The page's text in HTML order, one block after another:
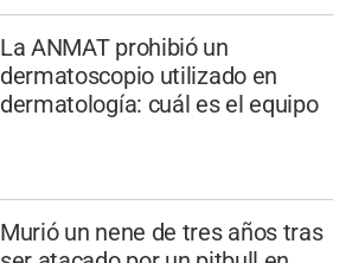
La ANMAT prohibió un
dermatoscopio utilizado en
dermatología: cuál es el equipo
Murió un nene de tres años tras